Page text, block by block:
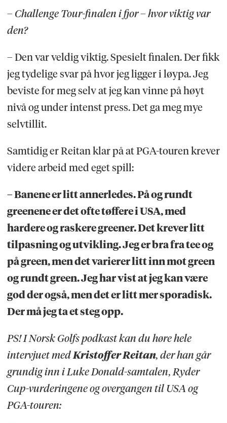
– Challenge Tour-finalen i fjor – hvor viktig var
den?
– Den var veldig viktig. Spesielt finalen. Der fikk
jeg tydelige svar på hvor jeg ligger i løypa. Jeg
beviste for meg selv at jeg kan vinne på høyt
nivå og under intenst press. Det ga meg mye
selvtillit.
Samtidig er Reitan klar på at PGA-touren krever
videre arbeid med eget spill:
– Banene er litt annerledes. På og rundt
greenene er det ofte tøffere i USA, med
hardere og raskere greener. Det krever litt
tilpasning og utvikling. Jeg er bra fra tee og
på green, men det varierer litt inn mot green
og rundt green. Jeg har vist at jeg kan være
god der også, men det er litt mer sporadisk.
Der må jeg ta et steg opp.
PS! I Norsk Golfs podkast kan du høre hele
intervjuet med Kristoffer Reitan, der han går
grundig inn i Luke Donald-samtalen, Ryder
Cup-vurderingene og overgangen til USA og
PGA-touren: